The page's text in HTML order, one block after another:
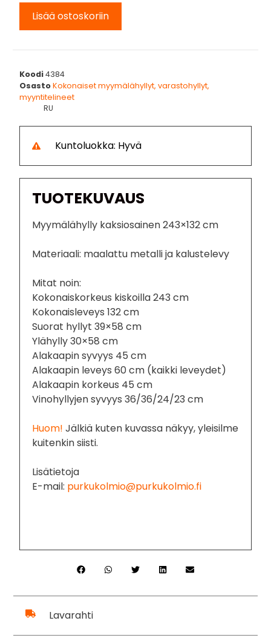
Lisää ostoskoriin
Koodi4384
OsastoKokonaiset myymälähyllyt, varastohyllyt,
myyntitelineet
RU
Kuntoluokka: Hyvä
TUOTEKUVAUS
Myymälähylly kaksiosainen 243×132 cm
Materiaali: maalattu metalli ja kalustelevy
Mitat noin:
Kokonaiskorkeus kiskoilla 243 cm
Kokonaisleveys 132 cm
Suorat hyllyt 39×58 cm
Ylähylly 30×58 cm
Alakaapin syvyys 45 cm
Alakaapin leveys 60 cm (kaikki leveydet)
Alakaapin korkeus 45 cm
Vinohyllyjen syvyys 36/36/24/23 cm
Huom! Jälkiä kuten kuvassa näkyy, yleisilme
kuitenkin siisti.
Lisätietoja
E-mail: purkukolmio@purkukolmio.fi
Lavarahti